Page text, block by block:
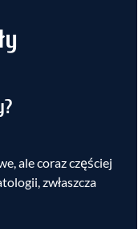
ale coraz częściej
zwłaszcza